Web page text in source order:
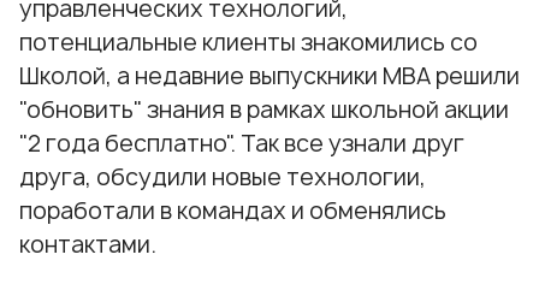
управленческих технологий,
потенциальные клиенты знакомились со
Школой, а недавние выпускники МВА решили
"обновить" знания в рамках школьной акции
"2 года бесплатно". Так все узнали друг
друга, обсудили новые технологии,
поработали в командах и обменялись
контактами.